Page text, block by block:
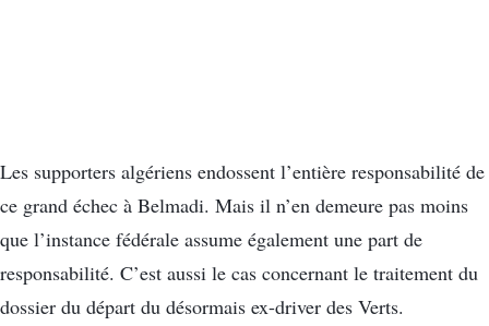
Les supporters algériens endossent l’entière responsabilité de
ce grand échec à Belmadi. Mais il n’en demeure pas moins
que l’instance fédérale assume également une part de
responsabilité. C’est aussi le cas concernant le traitement du
dossier du départ du désormais ex-driver des Verts.